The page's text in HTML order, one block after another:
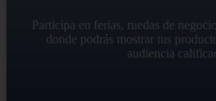
Participa en ferias, ruedas de
donde podrás mostrar tus
audiencia